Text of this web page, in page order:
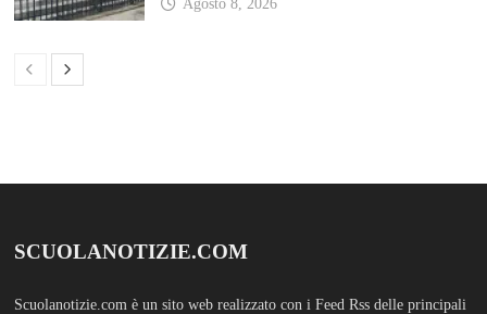
Agosto 8, 2026
SCUOLANOTIZIE.COM
Scuolanotizie.com è un sito web realizzato con i Feed Rss delle principali